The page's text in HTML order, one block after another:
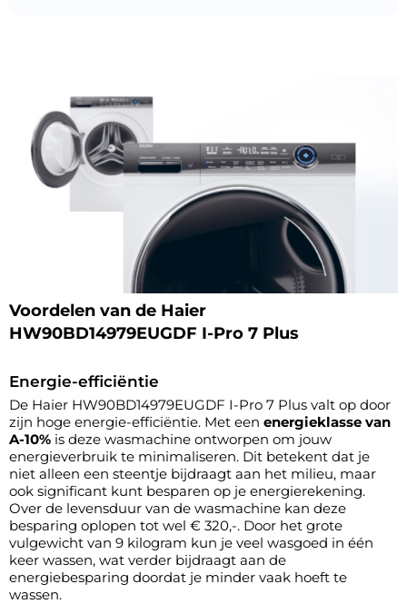
Voordelen van de Haier
HW90BD14979EUGDF I-Pro 7 Plus
Energie-efficiëntie
De Haier HW90BD14979EUGDF I-Pro 7 Plus valt op door
zijn hoge energie-efficiëntie. Met een energieklasse van
A-10% is deze wasmachine ontworpen om jouw
energieverbruik te minimaliseren. Dit betekent dat je
niet alleen een steentje bijdraagt aan het milieu, maar
ook significant kunt besparen op je energierekening.
Over de levensduur van de wasmachine kan deze
besparing oplopen tot wel € 320,-. Door het grote
vulgewicht van 9 kilogram kun je veel wasgoed in één
keer wassen, wat verder bijdraagt aan de
energiebesparing doordat je minder vaak hoeft te
wassen.